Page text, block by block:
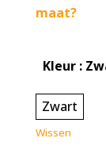
maat?
Kleur :
Zwart
Wissen